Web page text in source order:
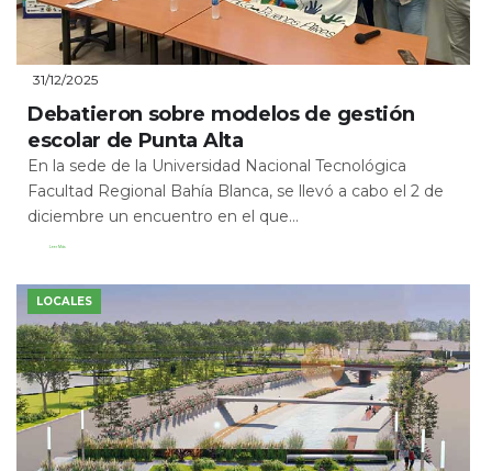
31/12/2025
Debatieron sobre modelos de gestión
escolar de Punta Alta
En la sede de la Universidad Nacional Tecnológica
Facultad Regional Bahía Blanca, se llevó a cabo el 2 de
diciembre un encuentro en el que...
Leer Más
LOCALES